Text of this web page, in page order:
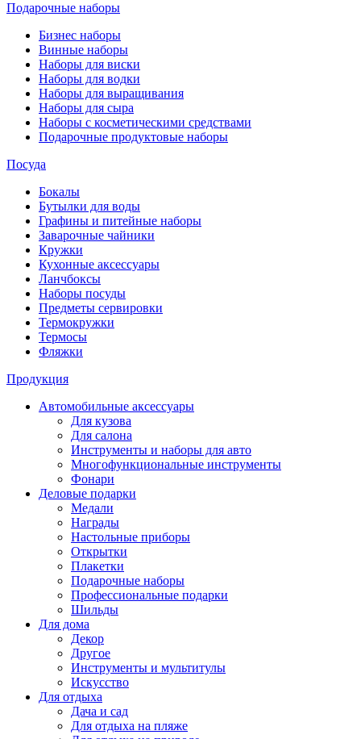
Подарочные наборы
Бизнес наборы
Винные наборы
Наборы для виски
Наборы для водки
Наборы для выращивания
Наборы для сыра
Наборы с косметическими средствами
Подарочные продуктовые наборы
Посуда
Бокалы
Бутылки для воды
Графины и питейные наборы
Заварочные чайники
Кружки
Кухонные аксессуары
Ланчбоксы
Наборы посуды
Предметы сервировки
Термокружки
Термосы
Фляжки
Продукция
Автомобильные аксессуары
Для кузова
Для салона
Инструменты и наборы для авто
Многофункциональные инструменты
Фонари
Деловые подарки
Медали
Награды
Настольные приборы
Открытки
Плакетки
Подарочные наборы
Профессиональные подарки
Шильды
Для дома
Декор
Другое
Инструменты и мультитулы
Искусство
Для отдыха
Дача и сад
Для отдыха на пляже